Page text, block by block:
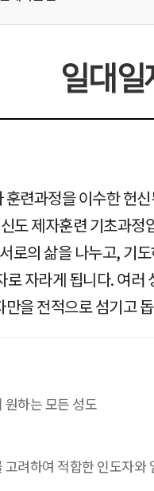
일대일
련과정을 이수한 헌
도 제자훈련 기초과
로의 삶을 나누고, 기
자라게 됩니다. 여
을 전적으로 섬기고
하는 모든 성도
려하여 적합한 인도자